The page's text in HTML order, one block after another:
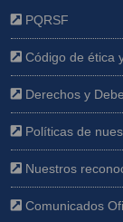
PQRSF
Código de ética
Derechos y
Políticas de
Nuestros
Comunicados